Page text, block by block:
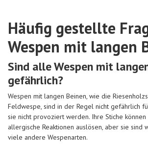
Häufig gestellte
Wespen mit langen
Sind alle Wespen mit
gefährlich?
Wespen mit langen Beinen, wie die
Feldwespe, sind in der Regel nicht gefährlich
sie nicht provoziert werden. Ihre Stiche
allergische Reaktionen auslösen, aber sie sind
viele andere Wespenarten.